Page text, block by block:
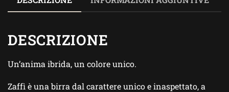
quantità
DESCRIZIONE
Un’anima ibrida, un colore unico.
Zaffì è una birra dal carattere unico e inaspettato, a